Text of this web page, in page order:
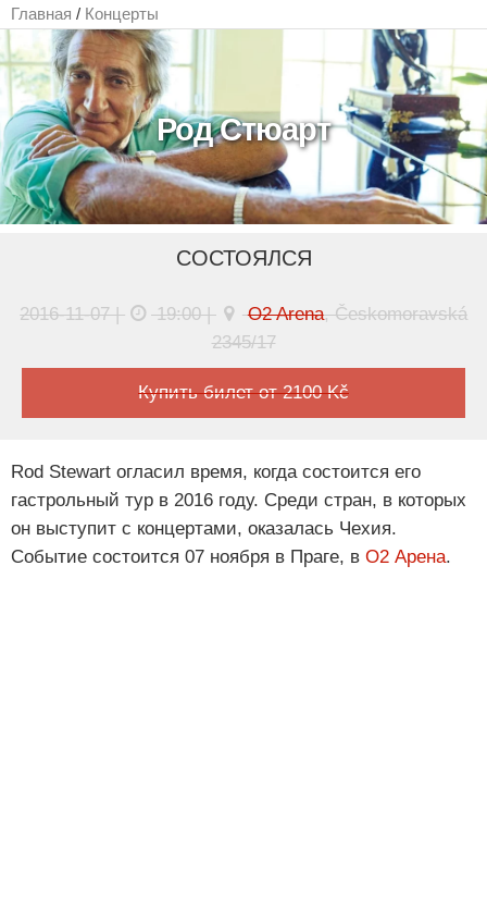
Главная / Концерты
Род Стюарт
СОСТОЯЛСЯ
2016-11-07 | 19:00 | O2 Arena, Českomoravská
2345/17
Купить билет от 2100 Kč
Rod Stewart огласил время, когда состоится его
гастрольный тур в 2016 году. Среди стран, в которых
он выступит с концертами, оказалась Чехия.
Событие состоится 07 ноября в Праге, в О2 Арена.